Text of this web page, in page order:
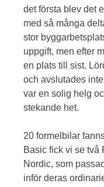
det första blev det
med så många
stor
uppgift, men efter
en plats till sist.
och avslutades
var en solig helg
stekande het.
20 formelbilar
Basic fick vi se två
Nordic, som
inför deras